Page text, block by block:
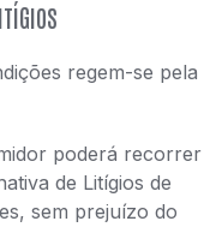
regem-se pela
poderá recorrer
de Litígios de
sem prejuízo do